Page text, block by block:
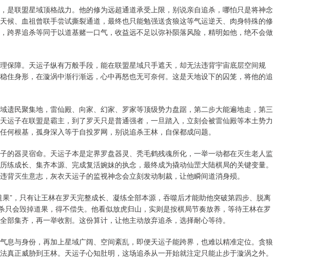
是联盟星域顶格战力。他的修为远超通道承受上限，别说亲自追杀，哪怕只是将神念
候、血祖曾联手尝试撕裂通道，最终也只能勉强送贪狼这等气运逆天、肉身特殊的修
跨界追杀等同于以道基赌一口气，收益远不足以弥补陨落风险，精明如他，绝不会做
保障。天运子纵有万般手段，能在联盟星域只手遮天，却无法违背宇宙底层空间规
住身形，在漩涡中渐行渐远，心中再怒也无可奈何。这是天地设下的囚笼，将他的追
遗民聚集地，雷仙殿、向家、幻家、罗家等顶级势力盘踞，第二步大能遍地走，第三
运子在联盟是霸主，到了罗天只是普通强者，一旦踏入，立刻会被雷仙殿等本土势力
何根基，孤身深入等于自投罗网，别说追杀王林，自保都成问题。
的器灵宿命。天运子本是定界罗盘器灵、秃毛鹤残魂所化，一举一动都在灭生老人监
练成长、集齐本源、完成复活婉妹的执念，最终成为撬动仙罡大陆棋局的关键变量。
背灭生意志，灰衣天运子的监视神念会立刻发动制裁，让他瞬间道消身殒。
”，只有让王林在罗天完整成长、凝练全部本源，吞噬后才能助他突破第四步、脱离
只会毁掉道果，得不偿失。他看似放虎归山，实则是按棋局节奏放养，等待王林在罗
部集齐，再一举收割。这份算计，让他主动放弃追杀，选择耐心等待。
息与身份，再加上星域广阔、空间紊乱，即便天运子能跨界，也难以精准定位。贪狼
真正威胁到王林。天运子心知肚明，这场追杀从一开始就注定只能止步于漩涡之外。